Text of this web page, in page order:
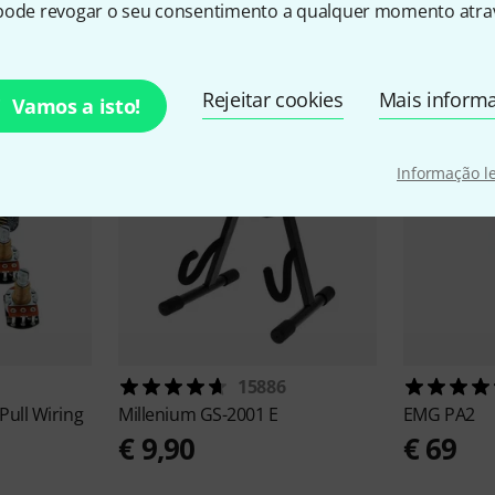
revogar o seu consentimento a qualquer momento
Vamos a isto! Rejeitar cookies Mais
Informação
e artigos
Wiring
15886
Millenium GS-2001 E
€ 9,90
EMG PA2
€ 69